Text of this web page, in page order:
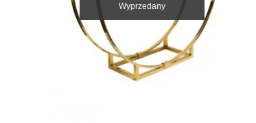
Wyprzedany